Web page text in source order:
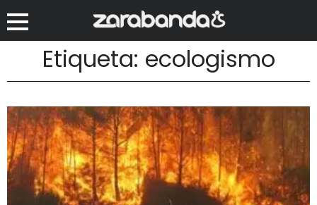
Etiqueta: ecologismo